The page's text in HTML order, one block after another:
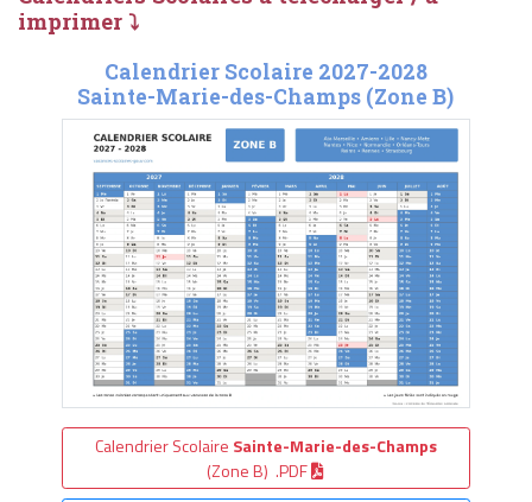
imprimer ⤵
Calendrier Scolaire 2027-2028
Sainte-Marie-des-Champs (Zone B)
Calendrier Scolaire Sainte-Marie-des-Champs
(Zone B) .PDF